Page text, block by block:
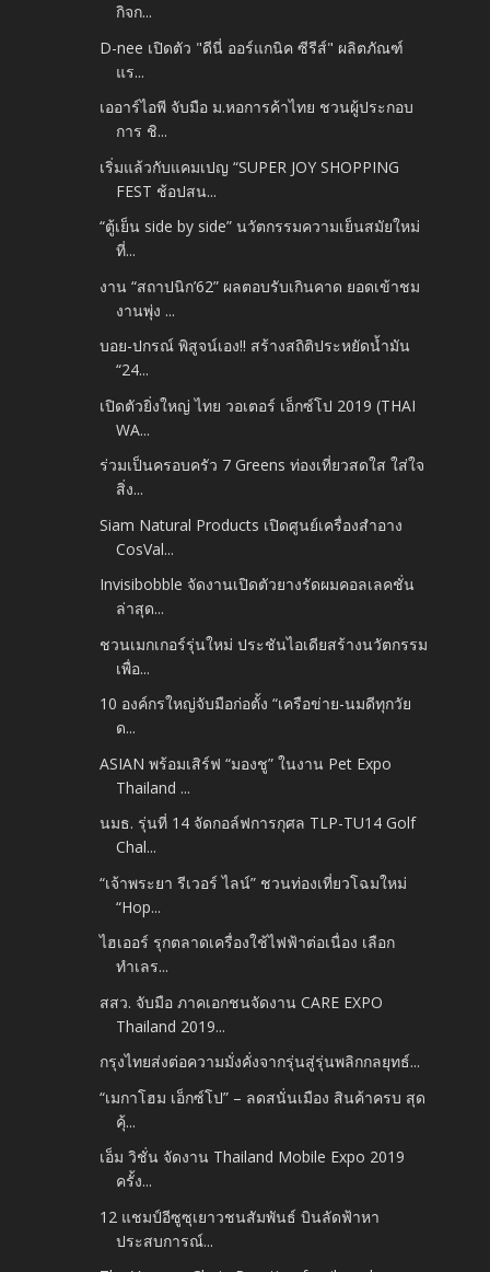
กิจก...
D-nee เปิดตัว "ดีนี่ ออร์แกนิค ซีรีส์" ผลิตภัณฑ์
แร...
เออาร์ไอพี จับมือ ม.หอการค้าไทย ชวนผู้ประกอบ
การ ชิ...
เริ่มแล้วกับแคมเปญ “SUPER JOY SHOPPING
FEST ช้อปสน...
“ตู้เย็น side by side” นวัตกรรมความเย็นสมัยใหม่
ที่...
งาน “สถาปนิก’62” ผลตอบรับเกินคาด ยอดเข้าชม
งานพุ่ง ...
บอย-ปกรณ์ พิสูจน์เอง!! สร้างสถิติประหยัดน้ำมัน
“24...
เปิดตัวยิ่งใหญ่ ไทย วอเตอร์ เอ็กซ์โป 2019 (THAI
WA...
ร่วมเป็นครอบครัว 7 Greens ท่องเที่ยวสดใส ใส่ใจ
สิ่ง...
Siam Natural Products เปิดศูนย์เครื่องสำอาง
CosVal...
Invisibobble จัดงานเปิดตัวยางรัดผมคอลเลคชั่น
ล่าสุด...
ชวนเมกเกอร์รุ่นใหม่ ประชันไอเดียสร้างนวัตกรรม
เพื่อ...
10 องค์กรใหญ่จับมือก่อตั้ง “เครือข่าย-นมดีทุกวัย
ด...
ASIAN พร้อมเสิร์ฟ “มองชู” ในงาน Pet Expo
Thailand ...
นมธ. รุ่นที่ 14 จัดกอล์ฟการกุศล TLP-TU14 Golf
Chal...
“เจ้าพระยา รีเวอร์ ไลน์” ชวนท่องเที่ยวโฉมใหม่
“Hop...
ไฮเออร์ รุกตลาดเครื่องใช้ไฟฟ้าต่อเนื่อง เลือก
ทำเลร...
สสว. จับมือ ภาคเอกชนจัดงาน CARE EXPO
Thailand 2019...
กรุงไทยส่งต่อความมั่งคั่งจากรุ่นสู่รุ่นพลิกกลยุทธ์...
“เมกาโฮม เอ็กซ์โป” – ลดสนั่นเมือง สินค้าครบ สุด
คุ้...
เอ็ม วิชั่น จัดงาน Thailand Mobile Expo 2019
ครั้ง...
12 แชมป์อีซูซุเยาวชนสัมพันธ์ บินลัดฟ้าหา
ประสบการณ์...